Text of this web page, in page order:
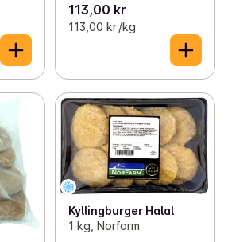
113,00 kr
113,00 kr /kg
Kyllingburger Halal
1 kg, Norfarm